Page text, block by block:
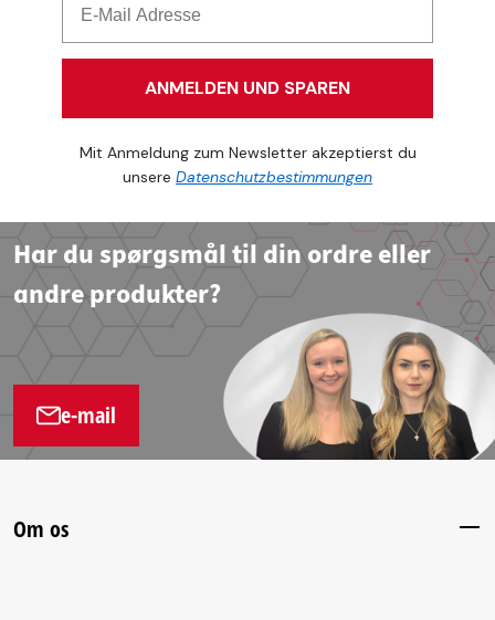
ANMELDEN UND SPAREN
Mit Anmeldung zum Newsletter akzeptierst du
unsere Datenschutzbestimmungen
Har du spørgsmål til din ordre eller
andre produkter?
e-mail
Om os